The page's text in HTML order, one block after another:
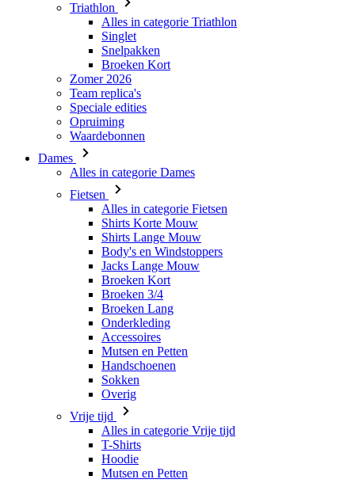
Triathlon
Alles in categorie Triathlon
Singlet
Snelpakken
Broeken Kort
Zomer 2026
Team replica's
Speciale edities
Opruiming
Waardebonnen
Dames
Alles in categorie Dames
Fietsen
Alles in categorie Fietsen
Shirts Korte Mouw
Shirts Lange Mouw
Body's en Windstoppers
Jacks Lange Mouw
Broeken Kort
Broeken 3/4
Broeken Lang
Onderkleding
Accessoires
Mutsen en Petten
Handschoenen
Sokken
Overig
Vrije tijd
Alles in categorie Vrije tijd
T-Shirts
Hoodie
Mutsen en Petten